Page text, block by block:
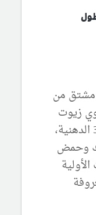
من
زيوت
،
وحمض